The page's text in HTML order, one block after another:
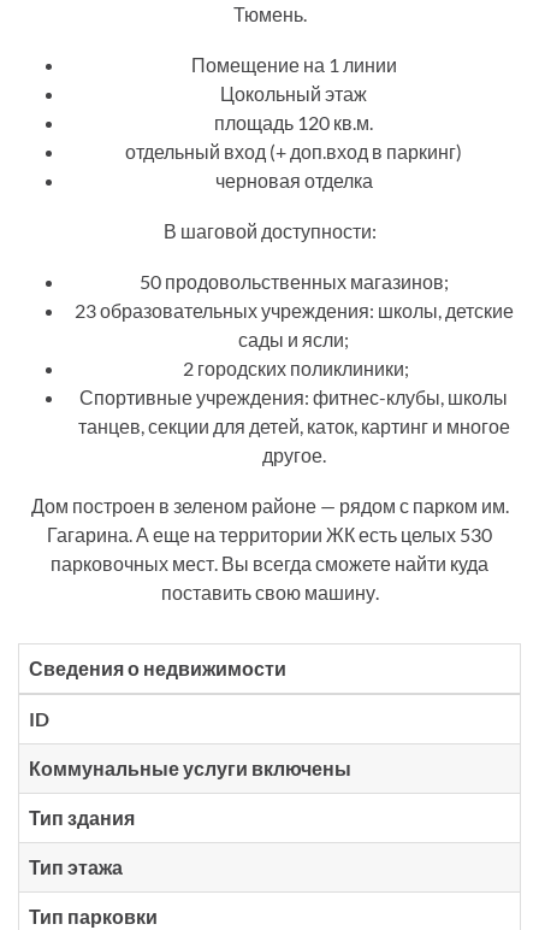
Тюмень.
Помещение на 1 линии
Цокольный этаж
площадь 120 кв.м.
отдельный вход (+ доп.вход в паркинг)
черновая отделка
В шаговой доступности:
50 продовольственных магазинов;
23 образовательных учреждения: школы, детские
сады и ясли;
2 городских поликлиники;
Спортивные учреждения: фитнес-клубы, школы
танцев, секции для детей, каток, картинг и многое
другое.
Дом построен в зеленом районе — рядом с парком им.
Гагарина. А еще на территории ЖК есть целых 530
парковочных мест. Вы всегда сможете найти куда
поставить свою машину.
Сведения о недвижимости
ID
Коммунальные услуги включены
Тип здания
Тип этажа
Тип парковки